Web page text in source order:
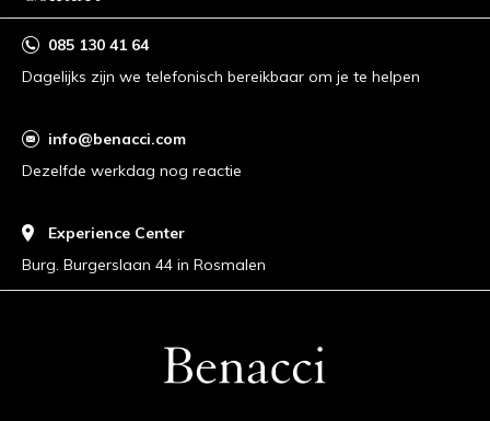
085 130 41 64
Dagelijks zijn we telefonisch bereikbaar om je te helpen
info@benacci.com
Dezelfde werkdag nog reactie
Experience Center
Burg. Burgerslaan 44 in Rosmalen